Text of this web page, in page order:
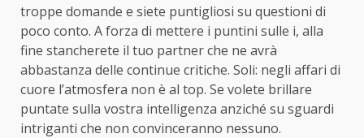
troppe domande e siete puntigliosi su questioni di
poco conto. A forza di mettere i puntini sulle i, alla
fine stancherete il tuo partner che ne avrà
abbastanza delle continue critiche. Soli: negli affari di
cuore l’atmosfera non è al top. Se volete brillare
puntate sulla vostra intelligenza anziché su sguardi
intriganti che non convinceranno nessuno.